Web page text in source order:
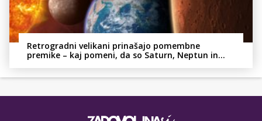
Retrogradni velikani prinašajo pomembne
premike – kaj pomeni, da so Saturn, Neptun in